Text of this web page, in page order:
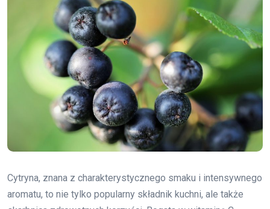
Cytryna, znana z charakterystycznego smaku i intensywnego
aromatu, to nie tylko popularny składnik kuchni, ale także